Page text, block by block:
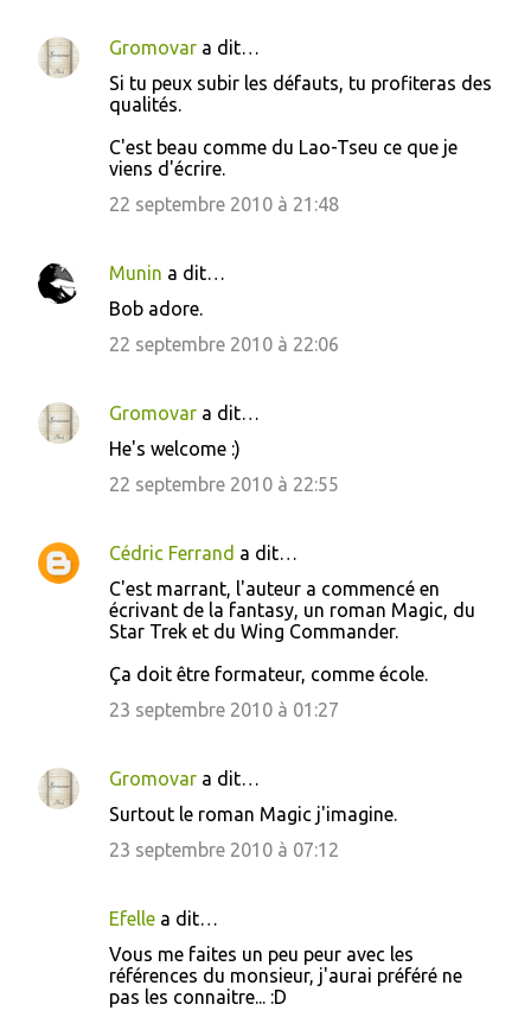
a
Gromovar a dit…
Si tu peux subir les défauts, tu profiteras des
qualités.
C'est beau comme du Lao-Tseu ce que je
viens d'écrire.
22 septembre 2010 à 21:48
Munin a dit…
Bob adore.
22 septembre 2010 à 22:06
Gromovar a dit…
He's welcome :)
22 septembre 2010 à 22:55
Cédric Ferrand a dit…
C'est marrant, l'auteur a commencé en
écrivant de la fantasy, un roman Magic, du
Star Trek et du Wing Commander.
Ça doit être formateur, comme école.
23 septembre 2010 à 01:27
Gromovar a dit…
Surtout le roman Magic j'imagine.
23 septembre 2010 à 07:12
Efelle a dit…
Vous me faites un peu peur avec les
références du monsieur, j'aurai préféré ne
pas les connaitre... :D